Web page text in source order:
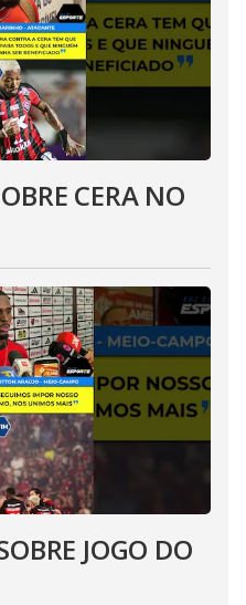
CERA NO
JOGO DO